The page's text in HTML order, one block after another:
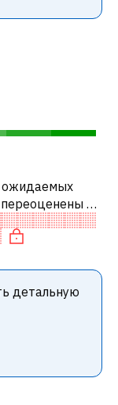
ожидаемых
по
В
п
детальную